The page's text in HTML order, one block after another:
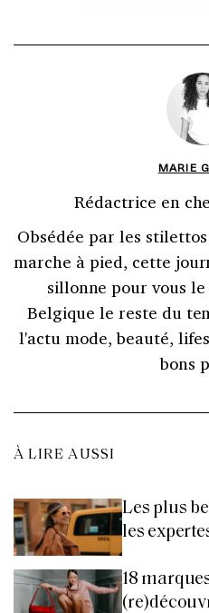
MARIE
Rédactrice en
Obsédée par les
marche à pied, cette
sillonne pour vous
Belgique le reste du
l'actu mode, beauté,
bons
À LIRE AUSSI
Les plus
les
18